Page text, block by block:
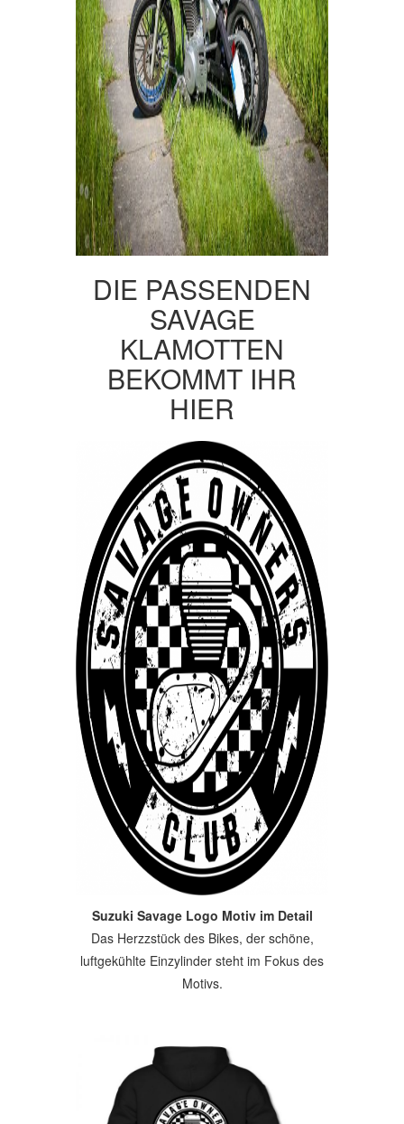
DIE PASSENDEN
SAVAGE
KLAMOTTEN
BEKOMMT IHR
HIER
Suzuki Savage Logo Motiv im Detail
Das Herzzstück des Bikes, der schöne,
luftgekühlte Einzylinder steht im Fokus des
Motivs.